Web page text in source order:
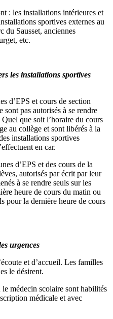
: les installations intérieures et
sportives externes au
du Sausset, anciennes
etc.
les installations sportives
d’EPS et cours de section
pas autorisés à se rendre
que soit l’horaire du cours
au collège et sont libérés à la
installations sportives
en car.
d’EPS et des cours de la
autorisés par écrit par leur
à se rendre seuls sur les
heure de cours du matin ou
pour la dernière heure de cours
urgences
et d’accueil. Les familles
le désirent.
médecin scolaire sont habilités
médicale et avec